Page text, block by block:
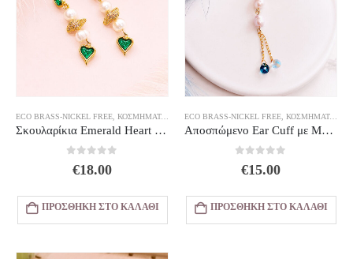
ECO BRASS-NICKEL FREE, ΚΟΣΜΗΜΑΤΑ , ΣΚΟΥΛΑΡΊΚΙΑ
Σκουλαρίκια Emerald Heart Pearl
€18.00
ΠΡΟΣΘΉΚΗ ΣΤΟ ΚΑΛΆΘΙ
ECO BRASS-NICKEL FREE, ΚΟΣΜΗΜΑΤΑ ,
Αποσπώμενο Ear Cuff με Μαργαριτάρια και Swarovski Κρύσταλλα
€15.00
ΠΡΟΣΘΉΚΗ ΣΤΟ ΚΑΛΆΘΙ